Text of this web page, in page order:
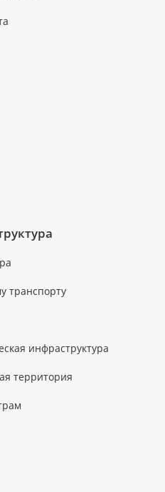
транспорту
инфраструктура
территория